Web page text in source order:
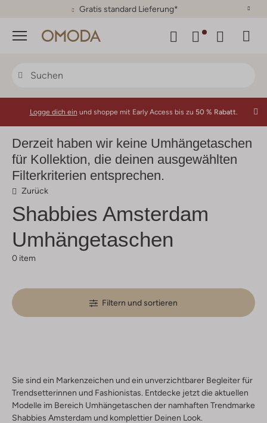
30 Tage Rückgaberecht
Menü
Logge dich ein und shoppe mit Early Access bis zu 50 % Rabatt.
Derzeit haben wir keine Umhängetaschen
für Kollektion, die deinen ausgewählten
Filterkriterien entsprechen.
Zurück
Shabbies Amsterdam
Umhängetaschen
0 item
Filtern und sortieren
Sie sind ein Markenzeichen und ein unverzichtbarer Begleiter für
Trendsetterinnen und Fashionistas. Entdecke jetzt die aktuellen
Modelle im Bereich Umhängetaschen der namhaften Trendmarke
Shabbies Amsterdam und komplettier Deinen Look.